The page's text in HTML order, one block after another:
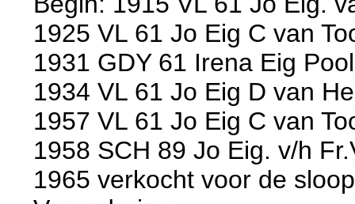
1925 VL 61 Jo Eig C van
1931 GDY 61 Irena Eig
1934 VL 61 Jo Eig D van
1957 VL 61 Jo Eig C van
1958 SCH 89 Jo Eig. v/h
1965 verkocht voor de